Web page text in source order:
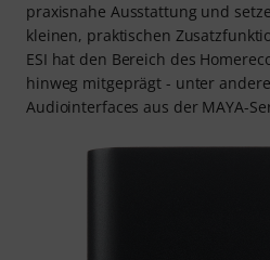
praxisnahe Ausstattung und
kleinen, praktischen
ESI hat den Bereich des
hinweg mitgeprägt - unter
Audiointerfaces aus der MAYA-